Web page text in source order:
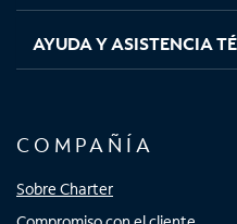
AYUDA Y ASISTENCIA
COMPAÑÍA
Sobre Charter